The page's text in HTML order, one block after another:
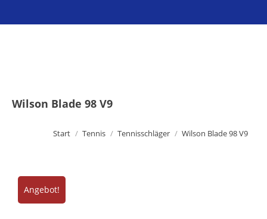
Wilson Blade 98 V9
Start Tennis Tennisschläger Wilson Blade 98 V9
Angebot!